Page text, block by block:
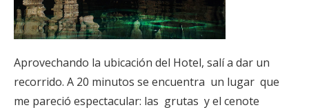
Aprovechando la ubicación del Hotel, salí a dar un
recorrido. A 20 minutos se encuentra un lugar que
me pareció espectacular: las grutas y el cenote